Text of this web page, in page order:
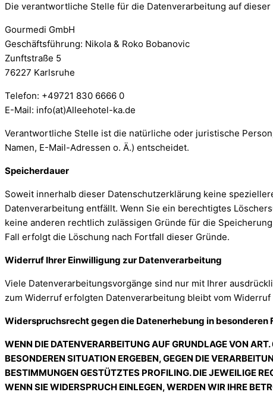
Die verantwortliche Stelle für die Datenverarbeitung auf
Gourmedi GmbH
Geschäftsführung: Nikola & Roko Bobanovic
Zunftstraße 5
76227 Karlsruhe
Telefon: +49721 830 6666 0
E-Mail: info(at)Alleehotel-ka.de
Verantwortliche Stelle ist die natürliche oder juristische
Namen, E-Mail-Adressen o. Ä.) entscheidet.
Speicherdauer
Soweit innerhalb dieser Datenschutzerklärung keine
Datenverarbeitung entfällt. Wenn Sie ein berechtigtes
keine anderen rechtlich zulässigen Gründe für die
Fall erfolgt die Löschung nach Fortfall dieser Gründe.
Widerruf Ihrer Einwilligung zur Datenverarbeitung
Viele Datenverarbeitungsvorgänge sind nur mit Ihrer
zum Widerruf erfolgten Datenverarbeitung bleibt vom
Widerspruchsrecht gegen die Datenerhebung in besonderen
WENN DIE DATENVERARBEITUNG AUF GRUNDLAGE VON
BESONDEREN SITUATION ERGEBEN, GEGEN DIE
BESTIMMUNGEN GESTÜTZTES PROFILING. DIE JEWEILIGE
WENN SIE WIDERSPRUCH EINLEGEN, WERDEN WIR IHRE